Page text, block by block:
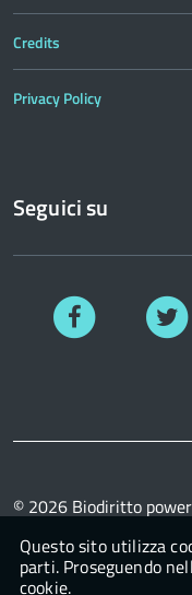
Credits
Privacy Policy
Seguici su
Facebook
© 2026 Biodiritto
Questo sito utilizza
parti. Proseguendo
cookie.